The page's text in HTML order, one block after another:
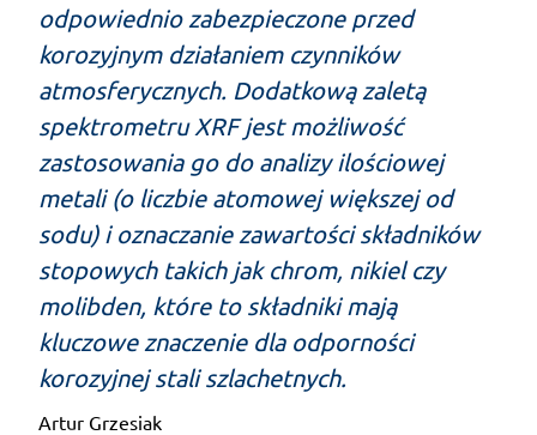
odpowiednio zabezpieczone przed
korozyjnym działaniem czynników
atmosferycznych. Dodatkową zaletą
spektrometru XRF jest możliwość
zastosowania go do analizy ilościowej
metali (o liczbie atomowej większej od
sodu) i oznaczanie zawartości składników
stopowych takich jak chrom, nikiel czy
molibden, które to składniki mają
kluczowe znaczenie dla odporności
korozyjnej stali szlachetnych.
Artur Grzesiak